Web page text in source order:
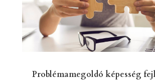
Problémamegoldó képesség